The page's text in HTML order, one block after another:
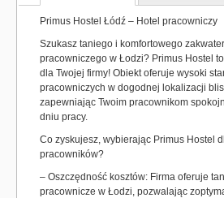
Primus Hostel Łódź – Hotel pracowniczy
Szukasz taniego i komfortowego
pracowniczego w Łodzi? Primus Hostel
dla Twojej firmy! Obiekt oferuje wysoki
pracowniczych w dogodnej lokalizacji
zapewniając Twoim pracownikom
dniu pracy.
Co zyskujesz, wybierając Primus Hostel
pracowników?
– Oszczędność kosztów: Firma oferuje
pracownicze w Łodzi, pozwalając